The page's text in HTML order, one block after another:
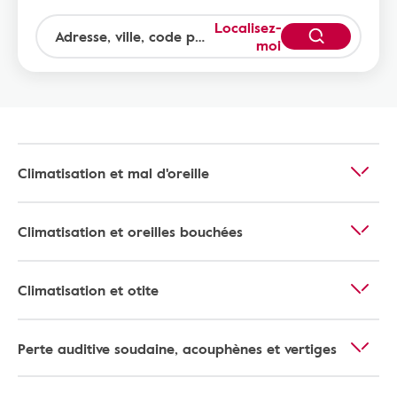
Localisez-
moi
Climatisation et mal d'oreille
Climatisation et oreilles bouchées
Climatisation et otite
Perte auditive soudaine, acouphènes et vertiges